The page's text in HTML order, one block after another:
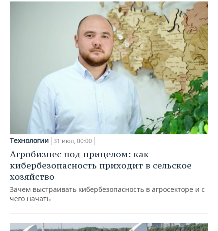
Технологии 31 июл, 00:00
Агробизнес под прицелом: как
кибербезопасность приходит в сельское
хозяйство
Зачем выстраивать кибербезопасность в агросекторе и с
чего начать